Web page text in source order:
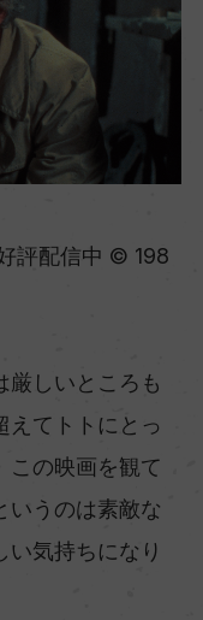
評配信中 © 198
厳しいところも
えてトトにとっ
この映画を観て
いうのは素敵な
い気持ちになり